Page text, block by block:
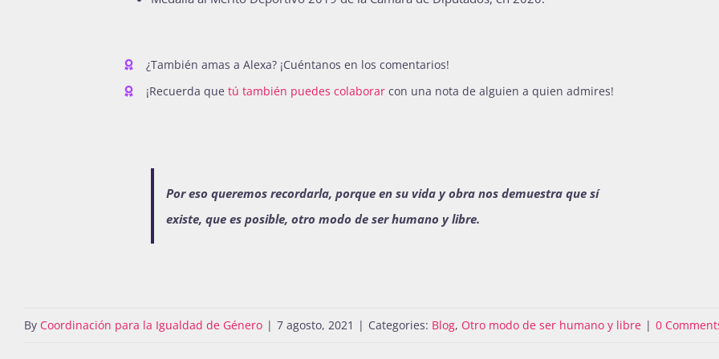
¿También amas a Alexa? ¡Cuéntanos en los comentarios!
¡Recuerda que tú también puedes colaborarcon una nota de alguien a quien admires!
Por eso queremos recordarla, porque en su vida y obra nos demuestra que sí
existe, que es posible, otro modo de ser humano y libre.
By Coordinación para la Igualdad de Género | 7 agosto, 2021 | Categories: Blog, Otro modo de ser humano y libre | 0